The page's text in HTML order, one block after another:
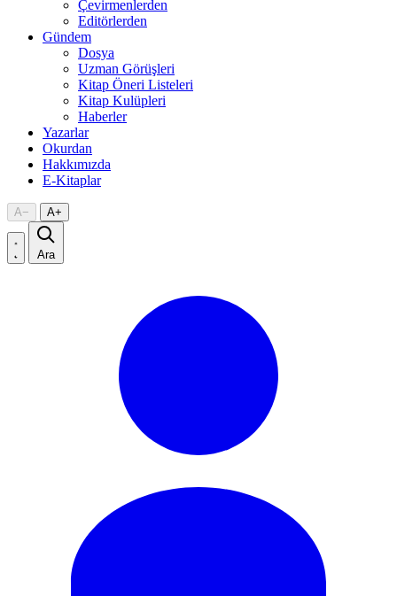
Çevirmenlerden
Editörlerden
Gündem
Dosya
Uzman Görüşleri
Kitap Öneri Listeleri
Kitap Kulüpleri
Haberler
Yazarlar
Okurdan
Hakkımızda
E-Kitaplar
A− A+
Ara